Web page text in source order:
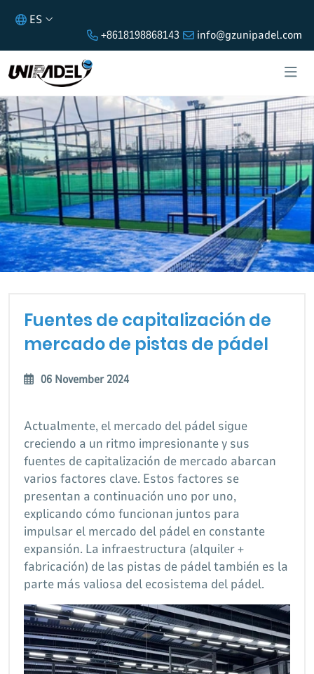
ES
+8618198868143
info@gzunipadel.com
MERCADO DE PISTAS DE PÁDEL
Fuentes de capitalización de
mercado de pistas de pádel
06 November 2024
Actualmente, el mercado del pádel sigue
creciendo a un ritmo impresionante y sus
fuentes de capitalización de mercado abarcan
varios factores clave. Estos factores se
presentan a continuación uno por uno,
explicando cómo funcionan juntos para
impulsar el mercado del pádel en constante
expansión. La infraestructura (alquiler +
fabricación) de las pistas de pádel también es la
parte más valiosa del ecosistema del pádel.